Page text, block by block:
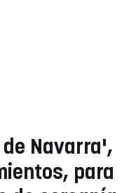
de Navarra',
para